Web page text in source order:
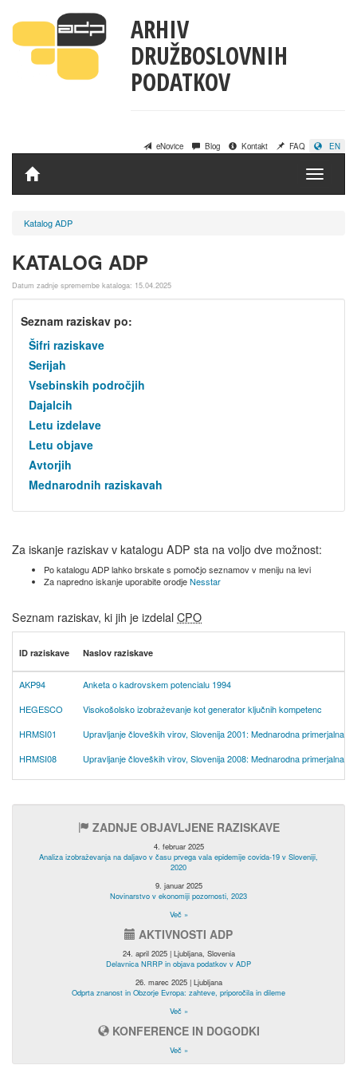
ARHIV
DRUŽBOSLOVNIH
PODATKOV
eNovice Blog Kontakt FAQ EN
Domov
Katalog ADP
KATALOG ADP
Datum zadnje spremembe kataloga: 15.04.2025
Seznam raziskav po:
Šifri raziskave
Serijah
Vsebinskih področjih
Dajalcih
Letu izdelave
Letu objave
Avtorjih
Mednarodnih raziskavah
Za iskanje raziskav v katalogu ADP sta na voljo dve možnost:
Po katalogu ADP lahko brskate s pomočjo seznamov v meniju na levi
Za napredno iskanje uporabite orodjeNesstar
Seznam raziskav, ki jih je izdelal CPO
ID raziskave Naslov raziskave
AKP94
Anketa o kadrovskem potencialu 1994
HEGESCO
Visokošolsko izobraževanje kot generator ključnih kompetenc
HRMSI01
Upravljanje človeških virov, Slovenija 2001: Mednarodna primerjalna
HRMSI08
Upravljanje človeških virov, Slovenija 2008: Mednarodna primerjalna
ZADNJE OBJAVLJENE RAZISKAVE
4. februar 2025
Analiza izobraževanja na daljavo v času prvega vala epidemije covida-19 v Sloveniji,
2020
9. januar 2025
Novinarstvo v ekonomiji pozornosti, 2023
Več »
AKTIVNOSTI ADP
24. april 2025 | Ljubljana, Slovenia
Delavnica NRRP in objava podatkov v ADP
26. marec 2025 | Ljubljana
Odprta znanost in Obzorje Evropa: zahteve, priporočila in dileme
Več »
KONFERENCE IN DOGODKI
Več »